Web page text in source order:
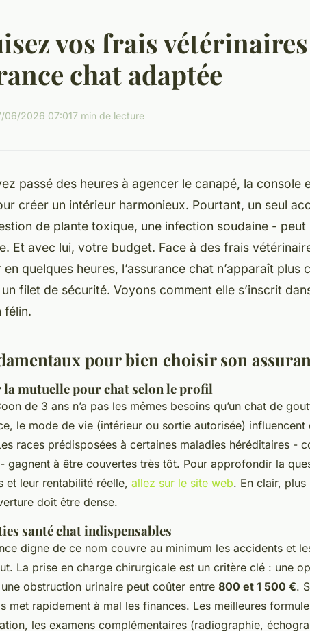
vos frais
chat adaptée
06/2026 07:017 min de lecture
passé des heures à agencer le canapé, la console
créer un intérieur harmonieux. Pourtant, un seul
de plante toxique, une infection soudaine -
Et avec lui, votre budget. Face à des frais
quelques heures, l’assurance chat n’apparaît plus
filet de sécurité. Voyons comment elle s’inscrit
félin.
pour bien choisir son
mutuelle pour chat selon le profil
de 3 ans n’a pas les mêmes besoins qu’un chat de
le mode de vie (intérieur ou sortie autorisée)
races prédisposées à certaines maladies héréditaires -
gagnent à être couvertes très tôt. Pour approfondir la
et leur rentabilité réelle, allez sur le site web. En clair,
doit être dense.
santé chat indispensables
digne de ce nom couvre au minimum les accidents et
La prise en charge chirurgicale est un critère clé : une
obstruction urinaire peut coûter entre 800 et 1 500 €.
met rapidement à mal les finances. Les meilleures
les examens complémentaires (radiographie,